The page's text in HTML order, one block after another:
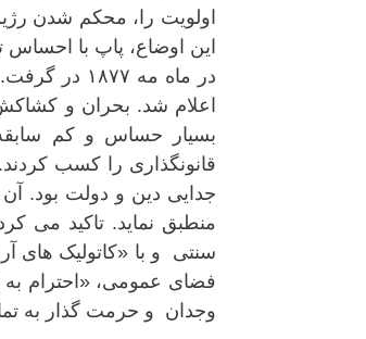
اولویت را، محکم شدن
این اوضاع، پاپ با احساس
در ماه مه
اعلام شد. بحران و
بسیار حساس و کم
قانونگذاری را کسب
جدایی دین و دولت بود. آن
منطبق نماید. تاکید می
سنتی و با «کاتولیک های
فضای عمومی، «احترام به
وجدان و حرمت گذار به